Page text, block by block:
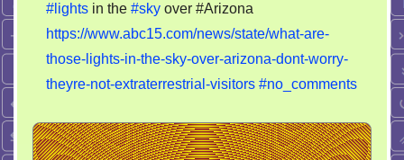
magic:
lights
in
sky
over
#lights in the #sky over #Arizona
https://www.abc15.com/news/state/what-are-
those-lights-in-the-sky-over-arizona-dont-worry-
theyre-not-extraterrestrial-visitors #no_comments